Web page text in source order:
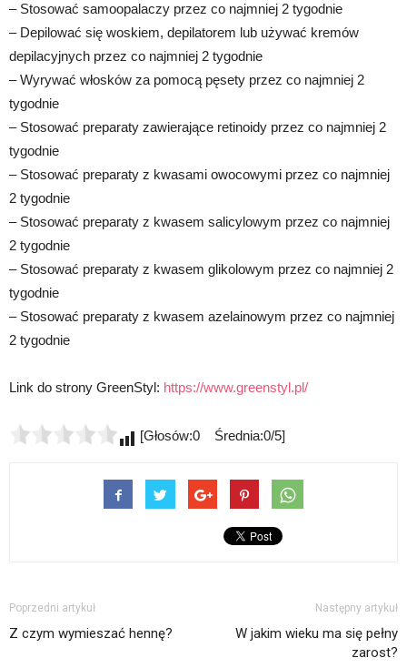
– Stosować samoopalaczy przez co najmniej 2 tygodnie
– Depilować się woskiem, depilatorem lub używać kremów
depilacyjnych przez co najmniej 2 tygodnie
– Wyrywać włosków za pomocą pęsety przez co najmniej 2
tygodnie
– Stosować preparaty zawierające retinoidy przez co najmniej 2
tygodnie
– Stosować preparaty z kwasami owocowymi przez co najmniej
2 tygodnie
– Stosować preparaty z kwasem salicylowym przez co najmniej
2 tygodnie
– Stosować preparaty z kwasem glikolowym przez co najmniej 2
tygodnie
– Stosować preparaty z kwasem azelainowym przez co najmniej
2 tygodnie
Link do strony GreenStyl: https://www.greenstyl.pl/
[Głosów:0 Średnia:0/5]
Poprzedni artykuł
Z czym wymieszać hennę?
Następny artykuł
W jakim wieku ma się pełny
zarost?